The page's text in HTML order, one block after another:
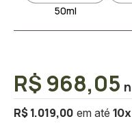
50ml
R$ 1.019,00 10x
R$ 968,05